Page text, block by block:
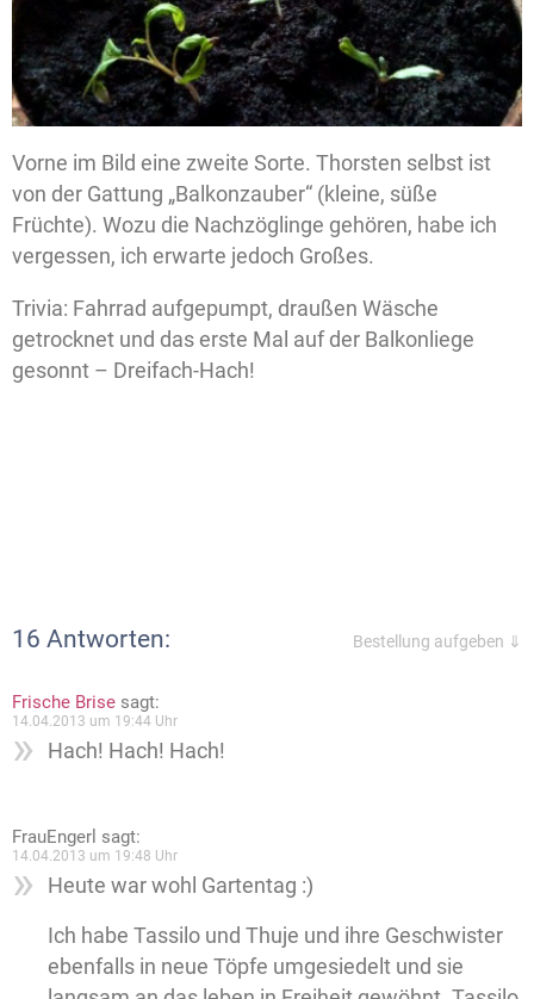
Vorne im Bild eine zweite Sorte. Thorsten selbst ist
von der Gattung „Balkonzauber“ (kleine, süße
Früchte). Wozu die Nachzöglinge gehören, habe ich
vergessen, ich erwarte jedoch Großes.
Trivia: Fahrrad aufgepumpt, draußen Wäsche
getrocknet und das erste Mal auf der Balkonliege
gesonnt – Dreifach-Hach!
16 Antworten: Bestellung aufgeben ⇓
Frische Brise sagt:
14.04.2013 um 19:44 Uhr
Hach! Hach! Hach!
FrauEngerl sagt:
14.04.2013 um 19:48 Uhr
Heute war wohl Gartentag :)
Ich habe Tassilo und Thuje und ihre Geschwister
ebenfalls in neue Töpfe umgesiedelt und sie